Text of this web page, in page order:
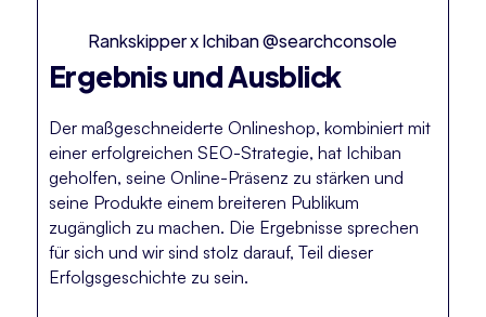
Rankskipper x Ichiban @searchconsole
Ergebnis und Ausblick
Der maßgeschneiderte Onlineshop, kombiniert mit
einer erfolgreichen SEO-Strategie, hat Ichiban
geholfen, seine Online-Präsenz zu stärken und
seine Produkte einem breiteren Publikum
zugänglich zu machen. Die Ergebnisse sprechen
für sich und wir sind stolz darauf, Teil dieser
Erfolgsgeschichte zu sein.